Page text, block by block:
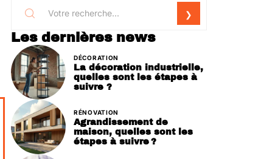
Les dernières news
DÉCORATION
La décoration industrielle,
quelles sont les étapes à
suivre ?
RÉNOVATION
Agrandissement de
maison, quelles sont les
étapes à suivre ?